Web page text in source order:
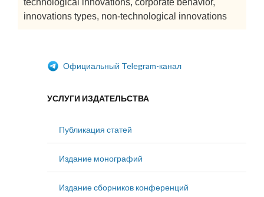
technological innovations, corporate behavior,
innovations types, non-technological innovations
Официальный Telegram-канал
УСЛУГИ ИЗДАТЕЛЬСТВА
Публикация статей
Издание монографий
Издание сборников конференций